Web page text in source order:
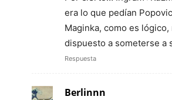
era lo que pedían
Maginka, como es lógico,
dispuesto a someterse a
Respuesta
Berlinnn